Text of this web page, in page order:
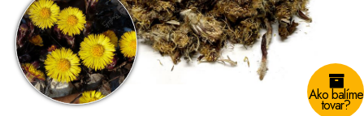
Ako balíme
tovar?